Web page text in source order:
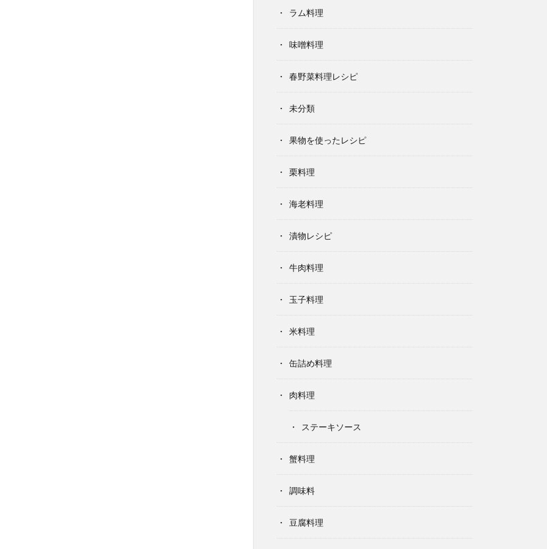
ラム料理
味噌料理
春野菜料理レシピ
未分類
果物を使ったレシピ
栗料理
海老料理
漬物レシピ
牛肉料理
玉子料理
米料理
缶詰め料理
肉料理
ステーキソース
蟹料理
調味料
豆腐料理